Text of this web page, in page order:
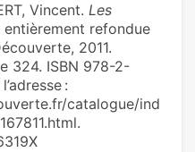
Vincent. Les
refondue
2011.
324. ISBN 978-2-
:
catalogue/ind